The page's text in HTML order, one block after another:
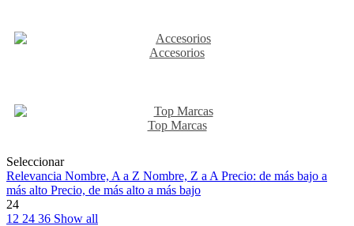
Accesorios
Top Marcas
Seleccionar
Relevancia Nombre, A a Z Nombre, Z a A Precio: de más bajo a
más alto Precio, de más alto a más bajo
24
12 24 36 Show all